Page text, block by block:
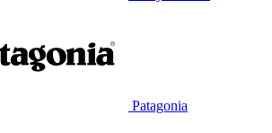
Patagonia